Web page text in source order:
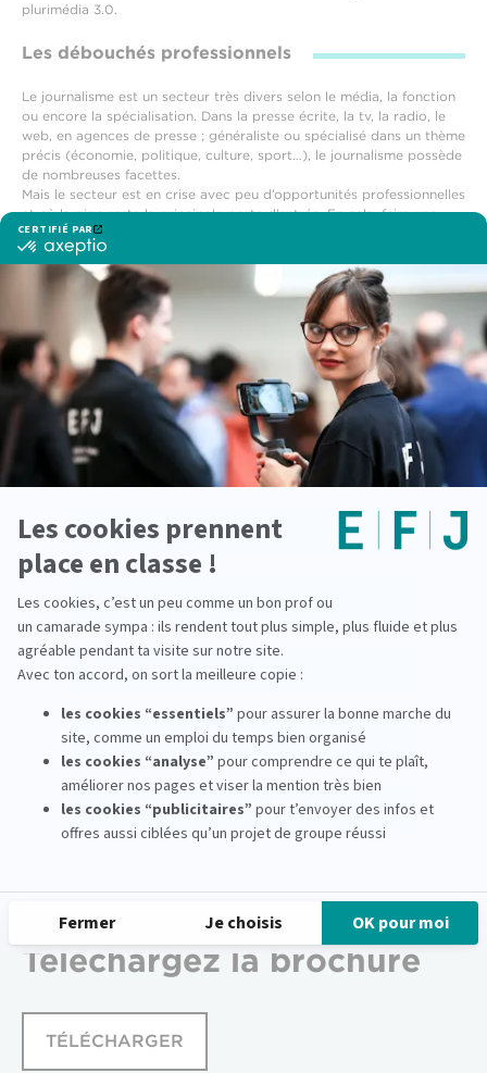
plurimédia 3.0.
Les débouchés professionnels
Le journalisme est un secteur très divers selon le média, la fonction
ou encore la spécialisation. Dans la presse écrite, la tv, la radio, le
web, en agences de presse ; généraliste ou spécialisé dans un thème
précis (économie, politique, culture, sport…), le journalisme possède
de nombreuses facettes.
Mais le secteur est en crise avec peu d’opportunités professionnelles
et où la pige reste la principale porte d’entrée. En cela, faire une
formation en journalisme professionnalisante telle que l’EFJ
représente un avantage certain afin de vous démarquer et de
multiplier les expériences professionnelles.
Voir également
Concours journalisme
Formation reporter
Rédacteur web
Découvrir l'EFJ
Notre Formation Journalisme
Les Métiers du Journalisme
Téléchargez la brochure
TÉLÉCHARGER